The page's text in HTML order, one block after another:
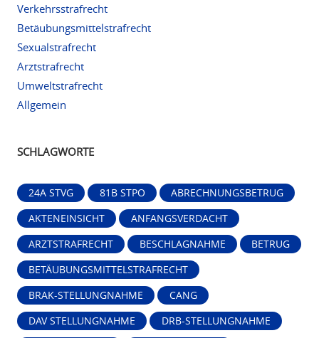
Verkehrsstrafrecht
Betäubungsmittelstrafrecht
Sexualstrafrecht
Arztstrafrecht
Umweltstrafrecht
Allgemein
SCHLAGWORTE
24A STVG 81B STPO ABRECHNUNGSBETRUG
AKTENEINSICHT ANFANGSVERDACHT
ARZTSTRAFRECHT BESCHLAGNAHME BETRUG
BETÄUBUNGSMITTELSTRAFRECHT
BRAK-STELLUNGNAHME CANG
DAV STELLUNGNAHME DRB-STELLUNGNAHME